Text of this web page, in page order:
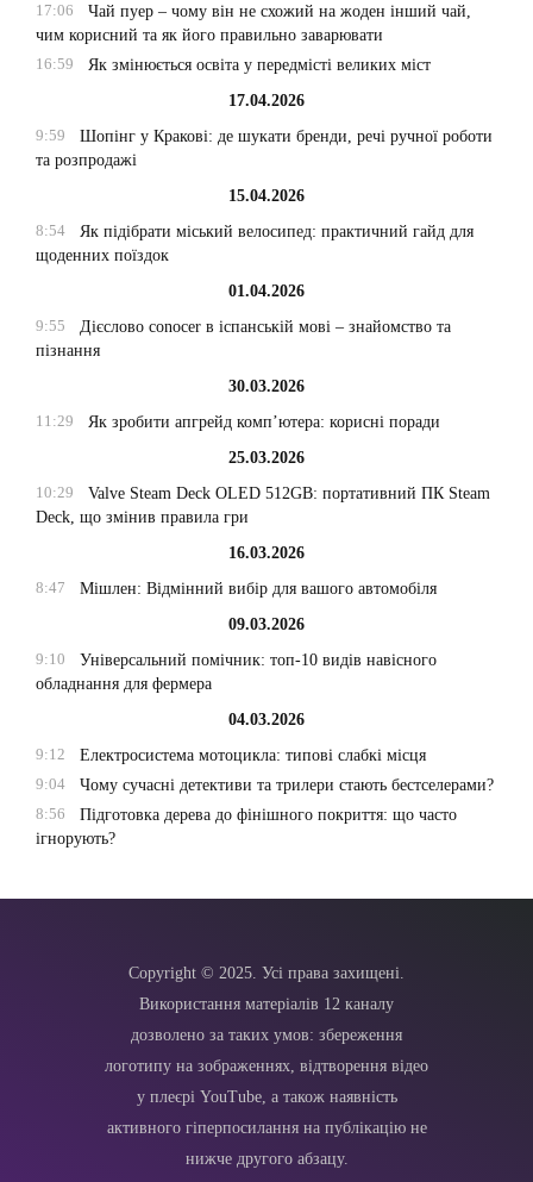
17:06
Чай пуер – чому він не схожий на жоден інший чай,
чим корисний та як його правильно заварювати
16:59
Як змінюється освіта у передмісті великих міст
17.04.2026
9:59
Шопінг у Кракові: де шукати бренди, речі ручної роботи
та розпродажі
15.04.2026
8:54
Як підібрати міський велосипед: практичний гайд для
щоденних поїздок
01.04.2026
9:55
Дієслово conocer в іспанській мові – знайомство та
пізнання
30.03.2026
11:29
Як зробити апгрейд комп’ютера: корисні поради
25.03.2026
10:29
Valve Steam Deck OLED 512GB: портативний ПК Steam
Deck, що змінив правила гри
16.03.2026
8:47
Мішлен: Відмінний вибір для вашого автомобіля
09.03.2026
9:10
Універсальний помічник: топ-10 видів навісного
обладнання для фермера
04.03.2026
9:12
Електросистема мотоцикла: типові слабкі місця
9:04
Чому сучасні детективи та трилери стають бестселерами?
8:56
Підготовка дерева до фінішного покриття: що часто
ігнорують?
Copyright © 2025. Усі права захищені.
Використання матеріалів 12 каналу
дозволено за таких умов: збереження
логотипу на зображеннях, відтворення відео
у плеєрі YouTube, а також наявність
активного гіперпосилання на публікацію не
нижче другого абзацу.